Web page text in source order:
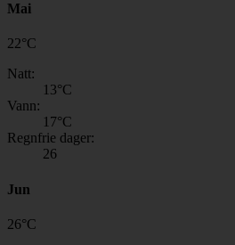
Mai
22°C
Natt:
13°C
Vann:
17°C
Regnfrie dager:
26
Jun
26°C